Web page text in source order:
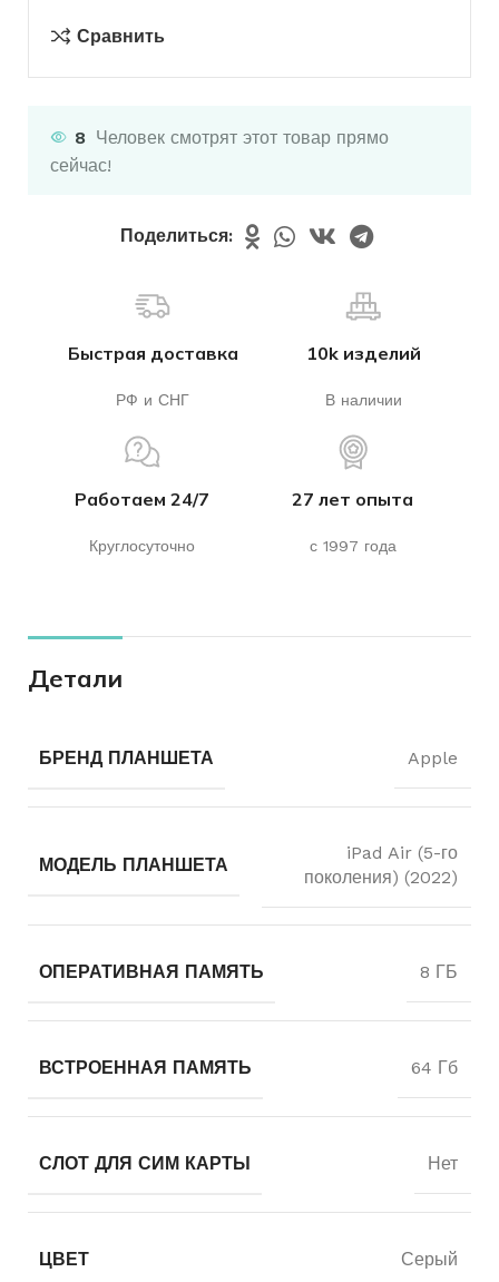
Сравнить
8 Человек смотрят этот товар прямо
сейчас!
Поделиться:
Быстрая доставка
РФ и СНГ
10k изделий
В наличии
Работаем 24/7
Круглосуточно
27 лет опыта
с 1997 года
Детали
БРЕНД ПЛАНШЕТА Apple
МОДЕЛЬ ПЛАНШЕТА
iPad Air (5-го
поколения) (2022)
ОПЕРАТИВНАЯ ПАМЯТЬ 8 ГБ
ВСТРОЕННАЯ ПАМЯТЬ 64 Гб
СЛОТ ДЛЯ СИМ КАРТЫ Нет
ЦВЕТ Серый